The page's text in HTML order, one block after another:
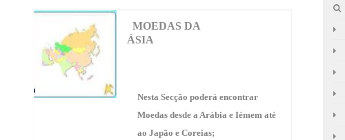
MOEDAS DA
ÁSIA
Nesta Secção poderá encontrar
Moedas desde a Arábia e Iémem até
ao Japão e Coreias;